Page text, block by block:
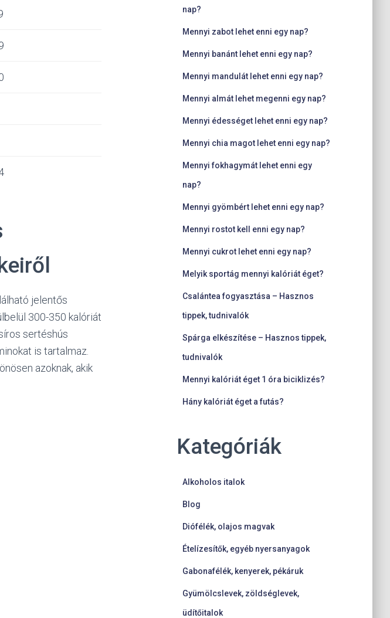
jelentős
300-350 kalóriát
sertéshús
is tartalmaz.
azoknak, akik
nap?
Mennyi zabot lehet enni egy nap?
Mennyi banánt lehet enni egy nap?
Mennyi mandulát lehet enni egy nap?
Mennyi almát lehet megenni egy nap?
Mennyi édességet lehet enni egy nap?
Mennyi chia magot lehet enni egy nap?
Mennyi fokhagymát lehet enni egy
nap?
Mennyi gyömbért lehet enni egy nap?
Mennyi rostot kell enni egy nap?
Mennyi cukrot lehet enni egy nap?
Melyik sportág mennyi kalóriát éget?
Csalántea fogyasztása – Hasznos
tippek, tudnivalók
Spárga elkészítése – Hasznos tippek,
tudnivalók
Mennyi kalóriát éget 1 óra biciklizés?
Hány kalóriát éget a futás?
Kategóriák
Alkoholos italok
Blog
Diófélék, olajos magvak
Ételízesítők, egyéb nyersanyagok
Gabonafélék, kenyerek, pékáruk
Gyümölcslevek, zöldséglevek,
üdítőitalok